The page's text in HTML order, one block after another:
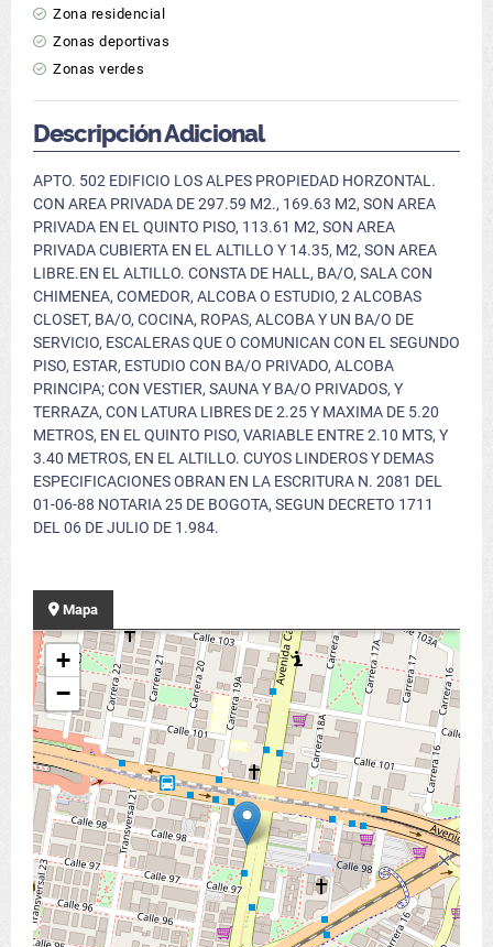
Zona residencial
Zonas deportivas
Zonas verdes
Descripción Adicional
APTO. 502 EDIFICIO LOS ALPES PROPIEDAD HORZONTAL.
CON AREA PRIVADA DE 297.59 M2., 169.63 M2, SON AREA
PRIVADA EN EL QUINTO PISO, 113.61 M2, SON AREA
PRIVADA CUBIERTA EN EL ALTILLO Y 14.35, M2, SON AREA
LIBRE.EN EL ALTILLO. CONSTA DE HALL, BA/O, SALA CON
CHIMENEA, COMEDOR, ALCOBA O ESTUDIO, 2 ALCOBAS
CLOSET, BA/O, COCINA, ROPAS, ALCOBA Y UN BA/O DE
SERVICIO, ESCALERAS QUE O COMUNICAN CON EL SEGUNDO
PISO, ESTAR, ESTUDIO CON BA/O PRIVADO, ALCOBA
PRINCIPA; CON VESTIER, SAUNA Y BA/O PRIVADOS, Y
TERRAZA, CON LATURA LIBRES DE 2.25 Y MAXIMA DE 5.20
METROS, EN EL QUINTO PISO, VARIABLE ENTRE 2.10 MTS, Y
3.40 METROS, EN EL ALTILLO. CUYOS LINDEROS Y DEMAS
ESPECIFICACIONES OBRAN EN LA ESCRITURA N. 2081 DEL
01-06-88 NOTARIA 25 DE BOGOTA, SEGUN DECRETO 1711
DEL 06 DE JULIO DE 1.984.
Mapa
+
−